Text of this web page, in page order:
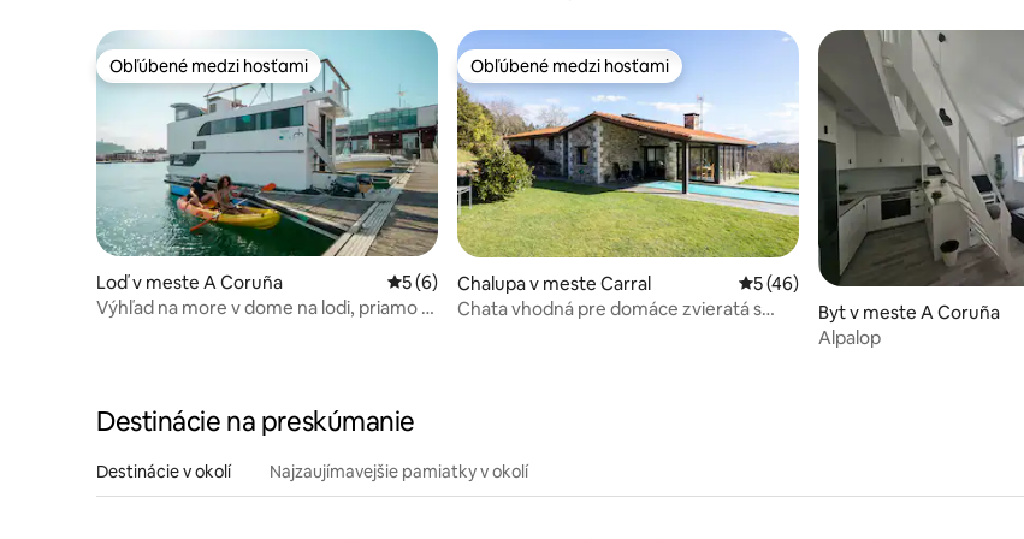
Obľúbené medzi hosťami
Obľúbené medzi hosťami
Loď v meste A Coruña Priemerné ohodnotenie 5 z 5, počet hodnotení: 6
5 (6)
Výhľad na more v dome na lodi, priamo v
Obľúbené medzi hosťami
Obľúbené medzi hosťami
Chalupa v meste Carral Priemerné ohodnotenie 5 z 5,
5 (46)
Chata vhodná pre domáce zvieratá s
Byt v meste A Coruña
Alpalop
Destinácie na preskúmanie
Destinácie v okolí Najzaujímavejšie pamiatky v okolí